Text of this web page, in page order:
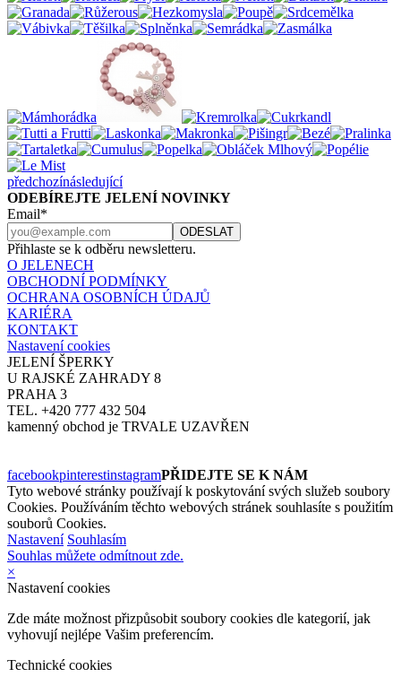
předchozínásledující
ODEBÍREJTE JELENÍ NOVINKY
Email*
Přihlaste se k odběru newsletteru.
O JELENECH
OBCHODNÍ PODMÍNKY
OCHRANA OSOBNÍCH ÚDAJŮ
KARIÉRA
KONTAKT
Nastavení cookies
JELENÍ ŠPERKY
U RAJSKÉ ZAHRADY 8
PRAHA 3
TEL. +420 777 432 504
kamenný obchod je TRVALE UZAVŘEN
facebookpinterestinstagramPŘIDEJTE SE K NÁM
Tyto webové stránky používají k poskytování svých služeb soubory
Cookies. Používáním těchto webových stránek souhlasíte s použitím
souborů Cookies.
Nastavení Souhlasím
Souhlas můžete odmítnout zde.
×
Nastavení cookies
Zde máte možnost přizpůsobit soubory cookies dle kategorií, jak
vyhovují nejlépe Vašim preferencím.
Technické cookies